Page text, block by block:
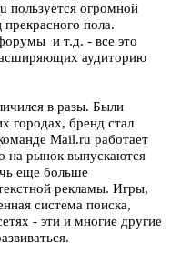
пользуется огромной
пола.
и т.д. - все это
аудиторию
в разы. Были
городах, бренд стал
Mail.ru работает
на рынок выпускаются
еще больше
рекламы. Игры,
система поиска,
- эти и многие другие